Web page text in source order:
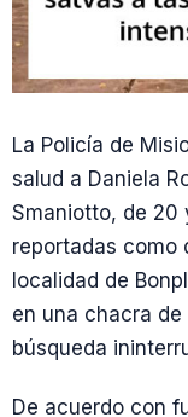
La Policía de
salud a Daniela
Smaniotto, de 20
reportadas como
localidad de
en una chacra
búsqueda
De acuerdo con